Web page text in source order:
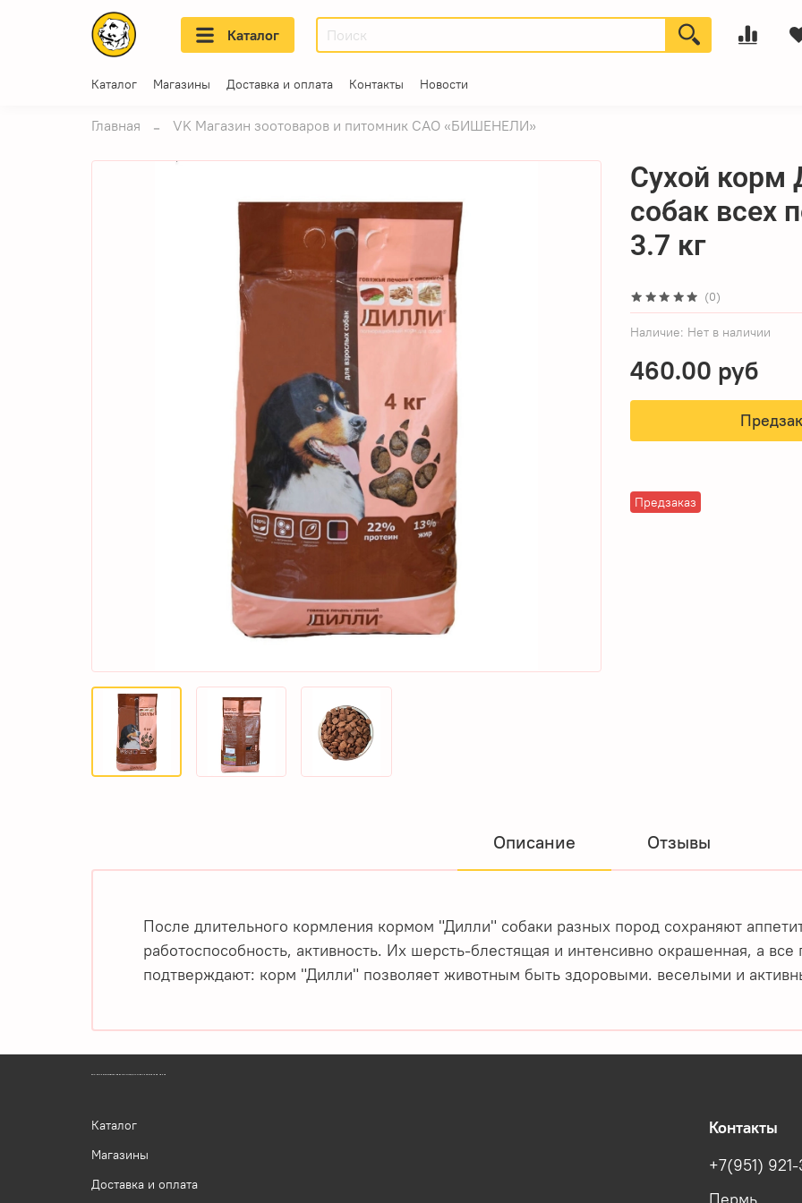
Каталог
Каталог Магазины Доставка и оплата Контакты Новости
Главная VK Магазин зоотоваров и питомник САО «БИШЕНЕЛИ»
(0)
Наличие: Нет в наличии
Предзаказ
Сухой корм
собак всех
3.7 кг
460.00 руб
Описание Отзывы
После длительного кормления кормом "Дилли" собаки разных пород сохраняют
работоспособность, активность. Их шерсть-блестящая и интенсивно окрашенная, а
подтверждают: корм "Дилли" позволяет животным быть здоровыми. веселыми и
Каталог
Магазины
Доставка и оплата
Контакты
+7(951)